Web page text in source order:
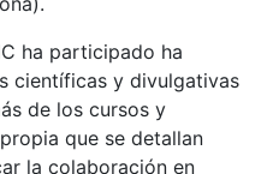
ha participado ha
científicas y divulgativas
de los cursos y
que se detallan
la colaboración en